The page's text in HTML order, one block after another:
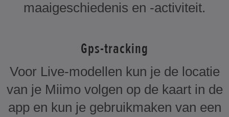
maaigeschiedenis en -activiteit.
Gps-tracking
Voor Live-modellen kun je de locatie
van je Miimo volgen op de kaart in de
app en kun je gebruikmaken van een